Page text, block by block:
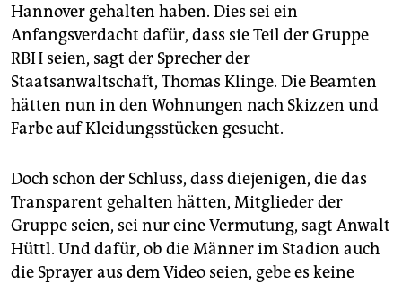
Hannover gehalten haben. Dies sei ein
Anfangsverdacht dafür, dass sie Teil der Gruppe
RBH seien, sagt der Sprecher der
Staatsanwaltschaft, Thomas Klinge. Die Beamten
hätten nun in den Wohnungen nach Skizzen und
Farbe auf Kleidungsstücken gesucht.
Doch schon der Schluss, dass diejenigen, die das
Transparent gehalten hätten, Mitglieder der
Gruppe seien, sei nur eine Vermutung, sagt Anwalt
Hüttl. Und dafür, ob die Männer im Stadion auch
die Sprayer aus dem Video seien, gebe es keine